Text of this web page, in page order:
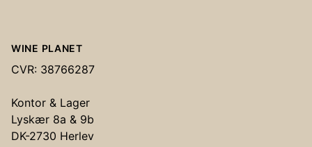
WINE PLANET
CVR: 38766287
Kontor & Lager
Lyskær 8a & 9b
DK-2730 Herlev